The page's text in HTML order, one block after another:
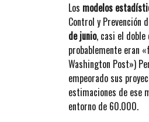
Los modelos
Control y Prevención
de junio, casi el doble
probablemente eran
Washington Post»)
empeorado sus
estimaciones de ese
entorno de 60.000.